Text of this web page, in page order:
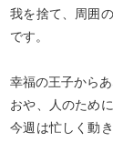
我を捨て、周囲
です。
幸福の王子から
おや、人のため
今週は忙しく動